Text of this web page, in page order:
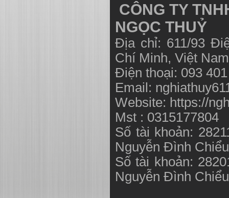
CÔNG TY
NGỌC THUỶ
Địa chỉ: 611/93
Chí Minh, Việt
Điện thoại: 093
Email:
Website: https://
Mst : 0315177804
Số tài khoản:
Nguyễn Đình
Số tài khoản:
Nguyễn Đình